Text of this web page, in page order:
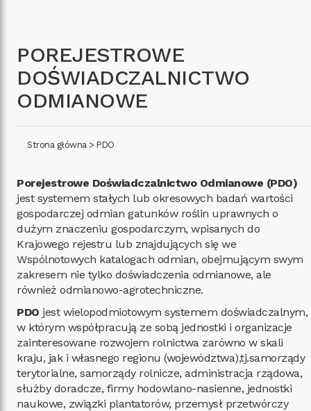
POREJESTROWE
DOŚWIADCZALNICTWO
ODMIANOWE
Strona główna> PDO
Porejestrowe Doświadczalnictwo Odmianowe (PDO)
jest systemem stałych lub okresowych badań wartości
gospodarczej odmian gatunków roślin uprawnych o
dużym znaczeniu gospodarczym, wpisanych do
Krajowego rejestru lub znajdujących się we
Wspólnotowych katalogach odmian, obejmującym swym
zakresem nie tylko doświadczenia odmianowe, ale
również odmianowo-agrotechniczne.
PDO jest wielopodmiotowym systemem doświadczalnym,
w którym współpracują ze sobą jednostki i organizacje
zainteresowane rozwojem rolnictwa zarówno w skali
kraju, jak i własnego regionu (województwa),tj.samorządy
terytorialne, samorządy rolnicze, administracja rządowa,
służby doradcze, firmy hodowlano-nasienne, jednostki
naukowe, związki plantatorów, przemysł przetwórczy